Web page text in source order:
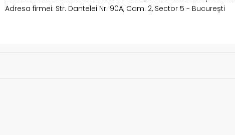
Adresa firmei: Str. Dantelei Nr. 90A, Cam. 2, Sector 5 - București